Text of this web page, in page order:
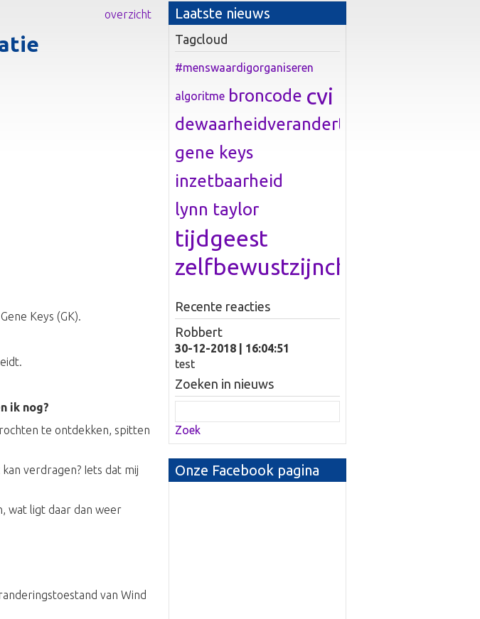
overzicht
Keys (GK).
ik nog?
te ontdekken, spitten
verdragen? Iets dat mij
wat ligt daar dan weer
van Wind
Laatste nieuws
Tagcloud
#menswaardigorganiseren
algoritme broncode cvi
dewaarheidverandert
gene keys
inzetbaarheid
lynn taylor
tijdgeest
zelfbewustzijncheckup
Recente reacties
Robbert
30-12-2018 | 16:04:51
test
Zoeken in nieuws
Zoek
Onze Facebook pagina